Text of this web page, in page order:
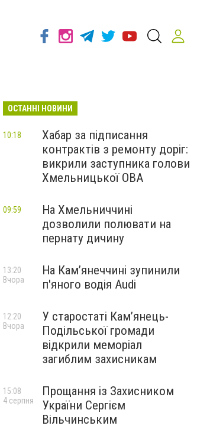
ОСТАННІ НОВИНИ
Хабар за підписання
контрактів з ремонту доріг:
викрили заступника голови
Хмельницької ОВА
10:18
На Хмельниччині
дозволили полювати на
пернату дичину
09:59
На Камʼянеччині зупинили
п'яного водія Audi
13:20
Вчора
У старостаті Кам’янець-
Подільської громади
відкрили меморіал
загиблим захисникам
12:20
Вчора
Прощання із Захисником
України Сергієм
Вільчинським
15:08
4 серпня